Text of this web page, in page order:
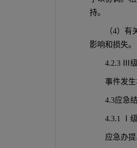
持。
（4）
影响和损失。
4.2.3 Ⅲ
事件发
4.3应急
4.3.1 Ⅰ
应急办